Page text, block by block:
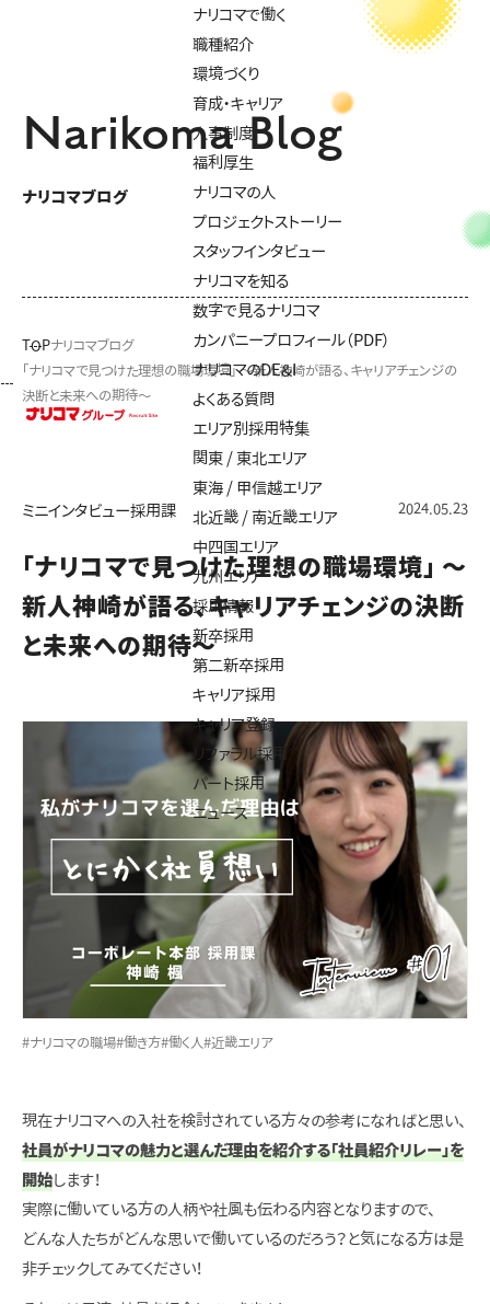
ナリコマで働く
職種紹介
環境づくり
育成・キャリア
人事制度
福利厚生
ナリコマの人
プロジェクトストーリー
スタッフインタビュー
ナリコマを知る
数字で見るナリコマ
カンパニープロフィール（PDF）
ナリコマのDE&I
よくある質問
エリア別採用特集
関東 / 東北エリア
東海 / 甲信越エリア
北近畿 / 南近畿エリア
中四国エリア
九州エリア
採用情報
新卒採用
第二新卒採用
キャリア採用
キャリア登録
リファラル採用
パート採用
ニュース
Narikoma Blog
ナリコマブログ
TOPナリコマブログ
「ナリコマで見つけた理想の職場環境」 ～新人神崎が語る、キャリアチェンジの
決断と未来への期待～
ミニインタビュー採用課 2024.05.23
「ナリコマで見つけた理想の職場環境」 ～
新人神崎が語る、キャリアチェンジの決断
と未来への期待～
#ナリコマの職場#働き方#働く人#近畿エリア
現在ナリコマへの入社を検討されている方々の参考になればと思い、
社員がナリコマの魅力と選んだ理由を紹介する「社員紹介リレー」を
開始します！
実際に働いている方の人柄や社風も伝わる内容となりますので、
どんな人たちがどんな思いで働いているのだろう？と気になる方は是
非チェックしてみてください！